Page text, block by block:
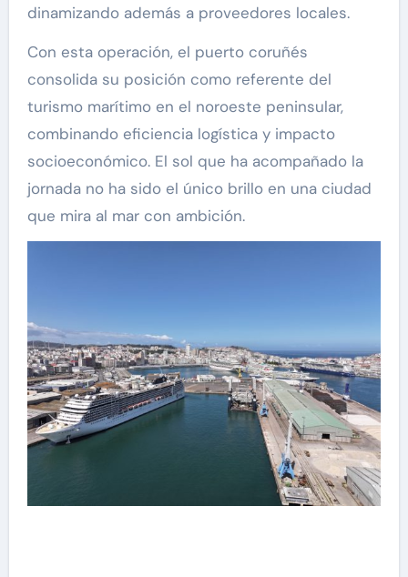
dinamizando además a proveedores locales.
Con esta operación, el puerto coruñés
consolida su posición como referente del
turismo marítimo en el noroeste peninsular,
combinando eficiencia logística y impacto
socioeconómico. El sol que ha acompañado la
jornada no ha sido el único brillo en una ciudad
que mira al mar con ambición.